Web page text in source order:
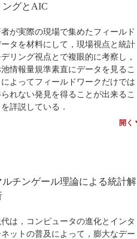
を利用して視覚的に確認しながら進
には演習問題とそのほぼ完全解を
して，確実な理解ができるよう工
.
ングとAIC
が実際の現場で集めたフィールド
タを材料にして，現場視点と統計
デリング視点とで複眼的に考察し，
情報量規準素直にデータを見るこ
によってフィールドワークだけでは
れない発見を得ることが出来るこ
を詳説している．
理を得意としないフィールドワー
ついての異色の入門書である．
開く
ルチンゲール理論による統計解
は，コンピュータの進化とインタ
ネットの普及によって，膨大なデー